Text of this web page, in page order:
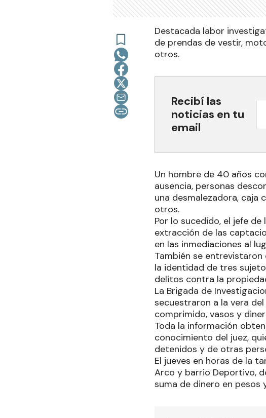
Destacada labor
de prendas de vestir,
otros.
Recibí las
noticias en tu
email
Un hombre de 40 años
ausencia, personas
una desmalezadora, caja
otros.
Por lo sucedido, el jefe
extracción de las
en las inmediaciones al
También se
la identidad de tres
delitos contra la
La Brigada de
secuestraron a la vera
comprimido, vasos y
Toda la información
conocimiento del juez,
detenidos y de otras
El jueves en horas de la
Arco y barrio Deportivo,
suma de dinero en pesos